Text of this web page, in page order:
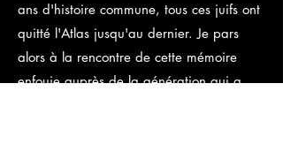
ans d'histoire commune, tous ces juifs ont
quitté l'Atlas jusqu'au dernier. Je pars
alors à la rencontre de cette mémoire
enfouie auprès de la génération qui a